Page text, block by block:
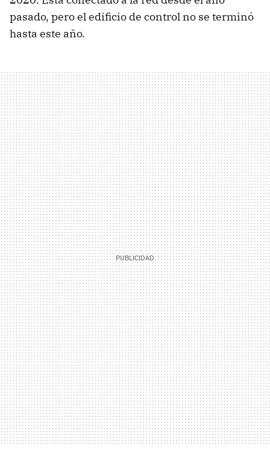
pasado, pero el edificio de control no se terminó
hasta este año.